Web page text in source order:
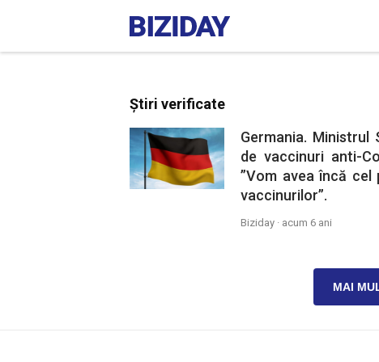
Știri verificate
Germania.
de vaccinuri anti-
”Vom avea încă
vaccinurilor”.
Biziday · acum 6 ani
MAI